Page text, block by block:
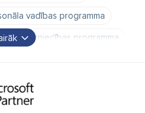
vadības programma
programma
vadības programma
tirdzniecībai